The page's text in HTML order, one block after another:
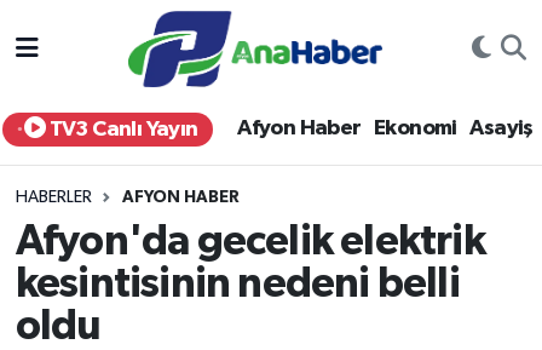
TV3 Canlı Yayın Afyon Haber Ekonomi Asayiş
HABERLER AFYON HABER
Afyon'da gecelik elektrik
kesintisinin nedeni belli
oldu
Yurt Haber
Afyon Haber
Siyaset
Spor
Afyonkarahisar Nöbetçi Eczaneler
Afyonkarahisar Hava Durumu
Afyonkarahisar Trafik Yoğunluk Haritası
Süper Lig Puan Durumu ve Fikstür